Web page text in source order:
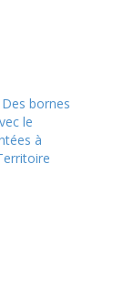
bornes
le
à